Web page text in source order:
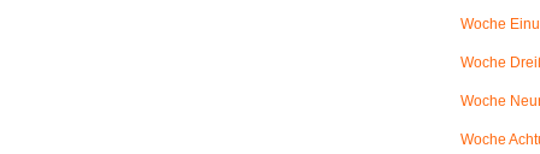
Woche
Woche
Woche
Woche